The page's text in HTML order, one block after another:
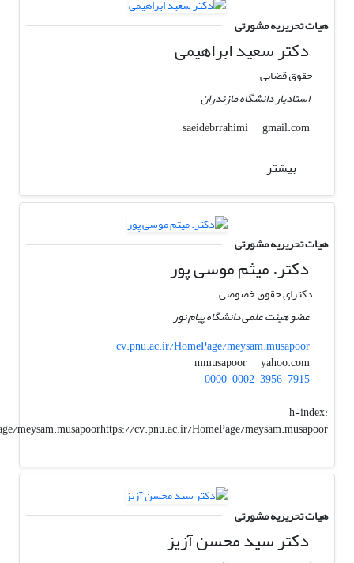
هیات تحریریه مشورتی
دکتر سعید ابراهیمی
حقوق قضایی
استادیار دانشگاه مازندران
saeidebrrahimi
gmail.com
بیشتر
هیات تحریریه مشورتی
دکتر. میثم موسی پور
دکترای حقوق خصوصی
عضو هیئت علمی دانشگاه پیام نور
cv.pnu.ac.ir/HomePage/meysam.musapoor
mmusapoor
yahoo.com
0000-0002-3956-7915
h-index:
meysam.musapoorhttps://cv.pnu.ac.ir/HomePage/meysam.musapoor
هیات تحریریه مشورتی
دکتر سید محسن آزیز